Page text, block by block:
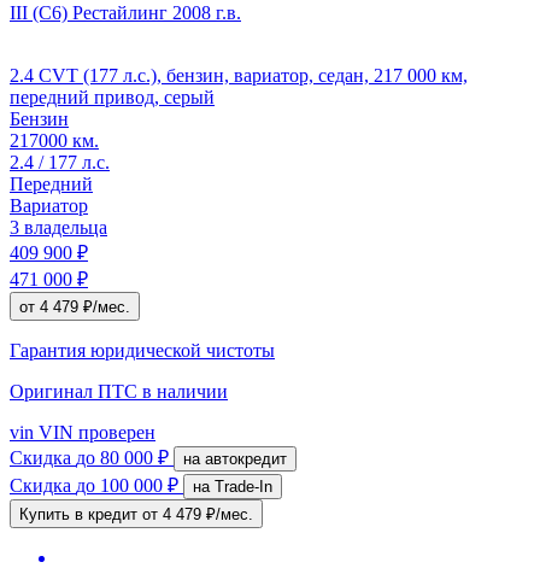
III (C6) Рестайлинг 2008 г.в.
2.4 CVT (177 л.с.), бензин, вариатор, седан, 217 000 км,
передний привод, серый
Бензин
217000 км.
2.4 / 177 л.с.
Передний
Вариатор
3 владельца
409 900 ₽
471 000 ₽
от 4 479 ₽/мес.
Гарантия юридической чистоты
Оригинал ПТС в наличии
vin VIN проверен
Скидка до 80 000 ₽ на автокредит
Скидка до 100 000 ₽
на Trade-In
Купить в кредит от 4 479 ₽/мес.